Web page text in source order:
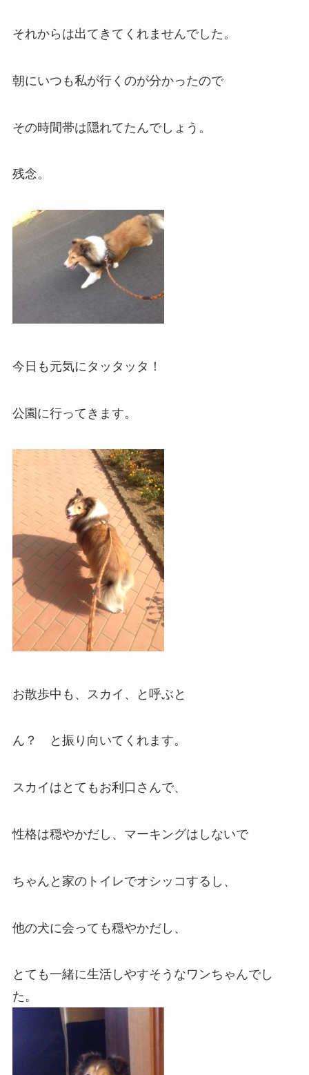
それからは出てきてくれませんでした。
朝にいつも私が行くのが分かったので
その時間帯は隠れてたんでしょう。
残念。
今日も元気にタッタッタ！
公園に行ってきます。
お散歩中も、スカイ、と呼ぶと
ん？ と振り向いてくれます。
スカイはとてもお利口さんで、
性格は穏やかだし、マーキングはしないで
ちゃんと家のトイレでオシッコするし、
他の犬に会っても穏やかだし、
とても一緒に生活しやすそうなワンちゃんでし
た。